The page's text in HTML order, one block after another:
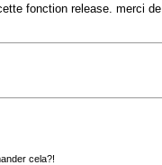
fonction release. merci de
cela?!